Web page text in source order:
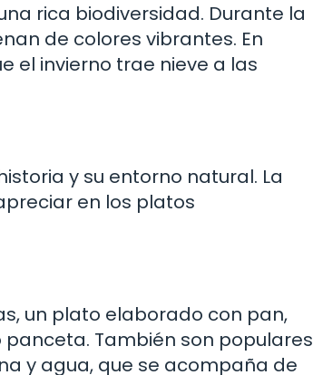
rica biodiversidad. Durante la
de colores vibrantes. En
el invierno trae nieve a las
y su entorno natural. La
en los platos
un plato elaborado con pan,
panceta. También son populares
y agua, que se acompaña de